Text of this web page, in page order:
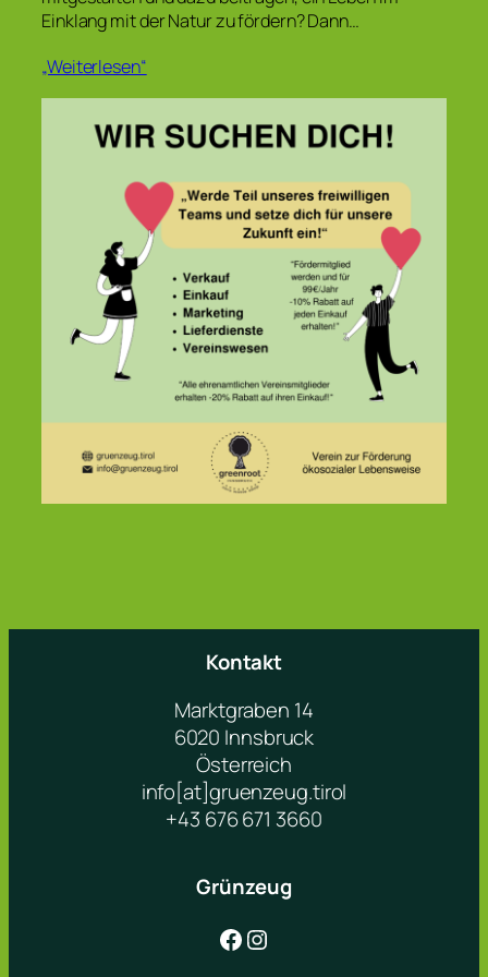
Einklang mit der Natur zu fördern? Dann…
„Weiterlesen“
Kontakt
Marktgraben 14
6020 Innsbruck
Österreich
info[at]gruenzeug.tirol
+43 676 671 3660
Grünzeug
Facebook Instagram